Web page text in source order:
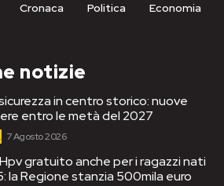
Cronaca Politica Economia
notizie
in centro storico: nuove
entro le metà del 2027
7 Agosto 2026
gratuito anche per i ragazzi nati
la Regione stanzia 500mila euro